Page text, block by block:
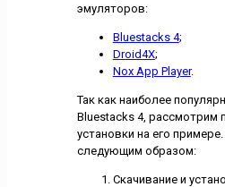
эмуляторов:
Bluestacks 4;
Droid4X;
Nox App Player.
Так как наиболее
Bluestacks 4, рассмотрим
установки на его
следующим образом:
Скачивание и